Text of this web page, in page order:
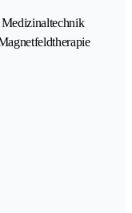
Medizinaltechnik